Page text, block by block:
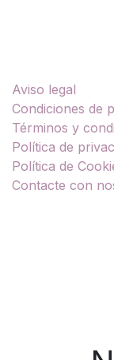
Aviso legal
Condiciones de
Términos y
Política de
Política de
Contacte con